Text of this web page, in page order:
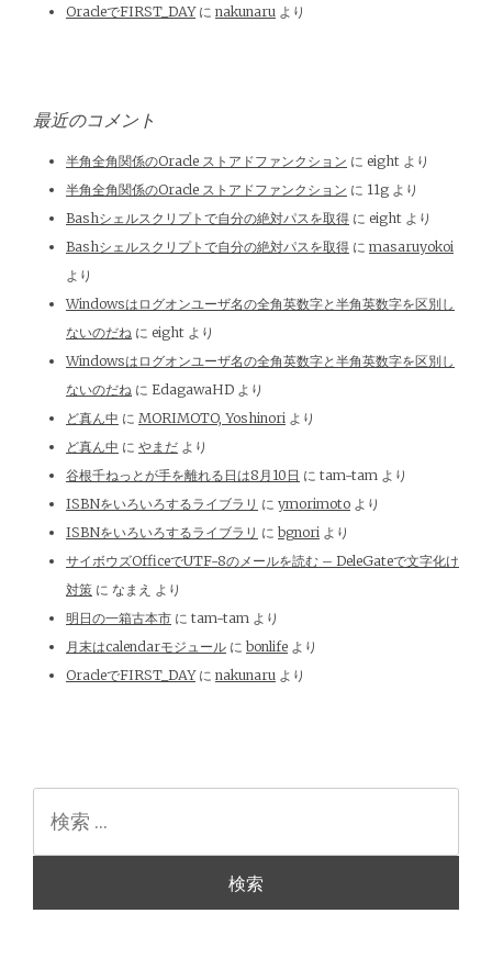
OracleでFIRST_DAYに nakunaru より
最近のコメント
半角全角関係のOracle ストアドファンクション に eight より
半角全角関係のOracle ストアドファンクション に 11g より
Bashシェルスクリプトで自分の絶対パスを取得 に eight より
Bashシェルスクリプトで自分の絶対パスを取得 に masaruyokoi
より
Windowsはログオンユーザ名の全角英数字と半角英数字を区別し
ないのだね に eight より
Windowsはログオンユーザ名の全角英数字と半角英数字を区別し
ないのだね に EdagawaHD より
ど真ん中 に MORIMOTO, Yoshinori より
ど真ん中 に やまだ より
谷根千ねっとが手を離れる日は8月10日 に tam-tam より
ISBNをいろいろするライブラリ に ymorimoto より
ISBNをいろいろするライブラリ に bgnori より
サイボウズOfficeでUTF-8のメールを読む – DeleGateで文字化け
対策 に なまえ より
明日の一箱古本市 に tam-tam より
月末はcalendarモジュール に bonlife より
OracleでFIRST_DAYに nakunaru より